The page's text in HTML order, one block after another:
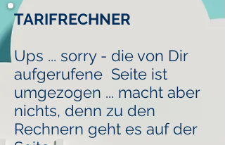
TARIFRECHNER
Ups ... sorry - die von Dir
aufgerufene Seite ist
umgezogen ... macht aber
nichts, denn zu den
Rechnern geht es auf der